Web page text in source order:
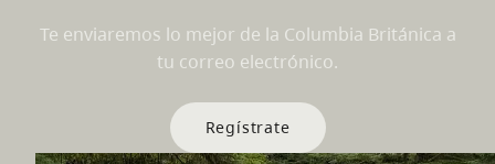
Te enviaremos lo mejor de la Columbia Británica a
tu correo electrónico.
Regístrate